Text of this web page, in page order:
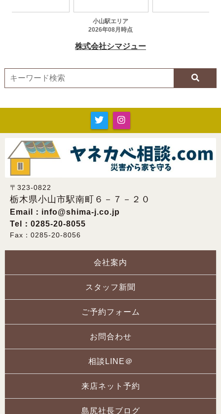
〒323-0822
栃木県小山市駅南町６－７－２０
Email： info@shima-j.co.jp
Tel：0285-20-8055
Fax：0285-20-8056
会社案内
スタッフ新聞
ご予約フォーム
お問合わせ
相談LINE＠
来店ネット予約
島尻社長ブログ